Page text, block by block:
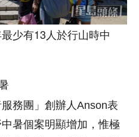
少有13人於行山時中
務團」創辦人Anson表
暑個案明顯增加，惟極